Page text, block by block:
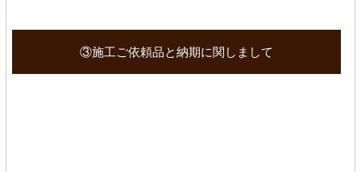
③施工ご依頼品と納期に関しまして